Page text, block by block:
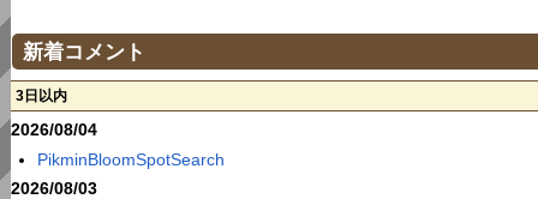
新着コメント
3日以内
2026/08/04
PikminBloomSpotSearch
2026/08/03